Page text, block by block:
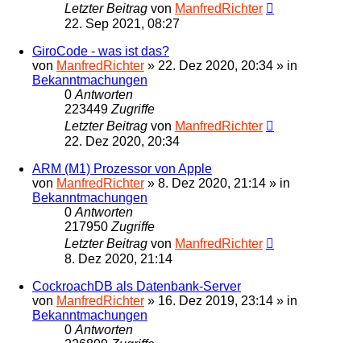
Letzter Beitrag von ManfredRichter
22. Sep 2021, 08:27
GiroCode - was ist das?
von ManfredRichter » 22. Dez 2020, 20:34 » in
Bekanntmachungen
0 Antworten
223449 Zugriffe
Letzter Beitrag von ManfredRichter
22. Dez 2020, 20:34
ARM (M1) Prozessor von Apple
von ManfredRichter » 8. Dez 2020, 21:14 » in
Bekanntmachungen
0 Antworten
217950 Zugriffe
Letzter Beitrag von ManfredRichter
8. Dez 2020, 21:14
CockroachDB als Datenbank-Server
von ManfredRichter » 16. Dez 2019, 23:14 » in
Bekanntmachungen
0 Antworten